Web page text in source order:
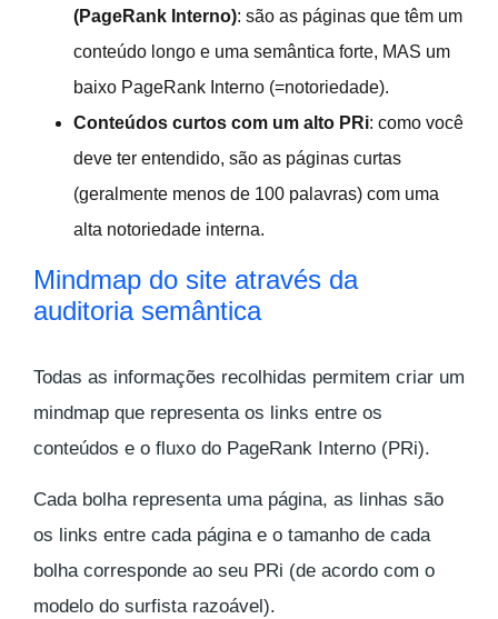
(PageRank Interno): são as páginas que têm um
conteúdo longo e uma semântica forte, MAS um
baixo PageRank Interno (=notoriedade).
Conteúdos curtos com um alto PRi: como você
deve ter entendido, são as páginas curtas
(geralmente menos de 100 palavras) com uma
alta notoriedade interna.
Mindmap do site através da
auditoria semântica
Todas as informações recolhidas permitem criar um
mindmap que representa os links entre os
conteúdos e o fluxo do PageRank Interno (PRi).
Cada bolha representa uma página, as linhas são
os links entre cada página e o tamanho de cada
bolha corresponde ao seu PRi (de acordo com o
modelo do surfista razoável).